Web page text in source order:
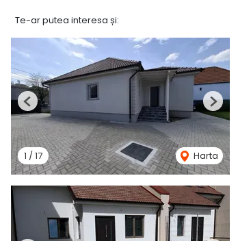
Te-ar putea interesa și:
1 /17 Harta
Previous Next